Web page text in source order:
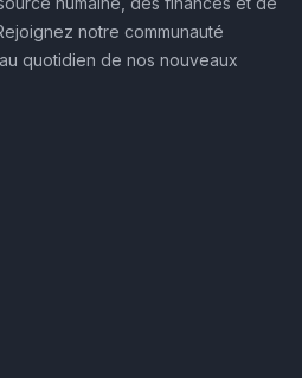
notre communauté
quotidien de nos nouveaux